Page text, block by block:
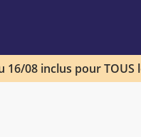
16/08 inclus pour